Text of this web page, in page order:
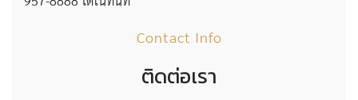
Contact Info
ติดต่อเรา